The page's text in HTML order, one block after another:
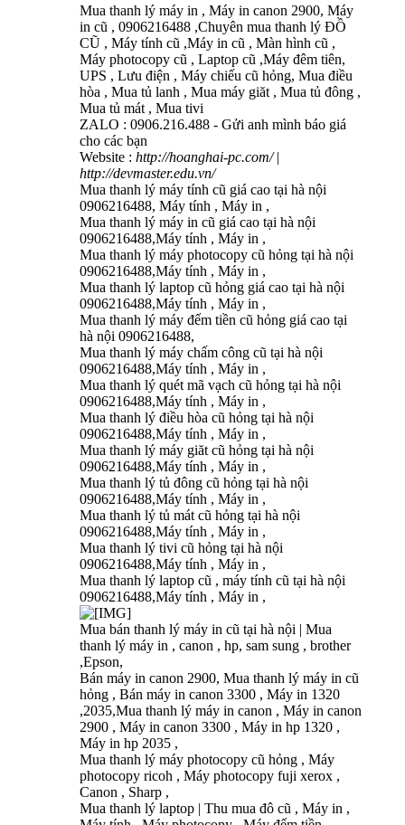
Mua thanh lý máy in , Máy in canon 2900, Máy
in cũ , 0906216488 ,Chuyên mua thanh lý ĐỒ
CŨ , Máy tính cũ ,Máy in cũ , Màn hình cũ ,
Máy photocopy cũ , Laptop cũ ,Máy đêm tiên,
UPS , Lưu điện , Máy chiếu cũ hỏng, Mua điều
hòa , Mua tủ lanh , Mua máy giăt , Mua tủ đông ,
Mua tủ mát , Mua tivi
ZALO : 0906.216.488 - Gửi anh mình báo giá
cho các bạn
Website : http://hoanghai-pc.com/|
http://devmaster.edu.vn/
Mua thanh lý máy tính cũ giá cao tại hà nội
0906216488, Máy tính , Máy in ,
Mua thanh lý máy in cũ giá cao tại hà nội
0906216488,Máy tính , Máy in ,
Mua thanh lý máy photocopy cũ hỏng tại hà nội
0906216488,Máy tính , Máy in ,
Mua thanh lý laptop cũ hỏng giá cao tại hà nội
0906216488,Máy tính , Máy in ,
Mua thanh lý máy đếm tiền cũ hỏng giá cao tại
hà nội 0906216488,
Mua thanh lý máy chấm công cũ tại hà nội
0906216488,Máy tính , Máy in ,
Mua thanh lý quét mã vạch cũ hỏng tại hà nội
0906216488,Máy tính , Máy in ,
Mua thanh lý điều hòa cũ hỏng tại hà nội
0906216488,Máy tính , Máy in ,
Mua thanh lý máy giăt cũ hỏng tại hà nội
0906216488,Máy tính , Máy in ,
Mua thanh lý tủ đông cũ hỏng tại hà nội
0906216488,Máy tính , Máy in ,
Mua thanh lý tủ mát cũ hỏng tại hà nội
0906216488,Máy tính , Máy in ,
Mua thanh lý tivi cũ hỏng tại hà nội
0906216488,Máy tính , Máy in ,
Mua thanh lý laptop cũ , máy tính cũ tại hà nội
0906216488,Máy tính , Máy in ,
Mua bán thanh lý máy in cũ tại hà nội | Mua
thanh lý máy in , canon , hp, sam sung , brother
,Epson,
Bán máy in canon 2900, Mua thanh lý máy in cũ
hỏng , Bán máy in canon 3300 , Máy in 1320
,2035,Mua thanh lý máy in canon , Máy in canon
2900 , Máy in canon 3300 , Máy in hp 1320 ,
Máy in hp 2035 ,
Mua thanh lý máy photocopy cũ hỏng , Máy
photocopy ricoh , Máy photocopy fuji xerox ,
Canon , Sharp ,
Mua thanh lý laptop | Thu mua đô cũ , Máy in ,